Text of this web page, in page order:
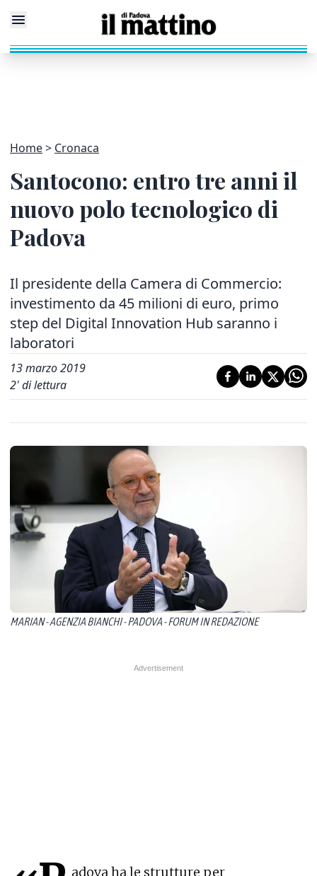
Home Cronaca
Santocono: entro tre anni il
nuovo polo tecnologico di
Padova
Il presidente della Camera di Commercio:
investimento da 45 milioni di euro, primo
step del Digital Innovation Hub saranno i
laboratori
13 marzo 2019
2' di lettura
MARIAN - AGENZIA BIANCHI - PADOVA - FORUM IN REDAZIONE
adova ha le strutture per